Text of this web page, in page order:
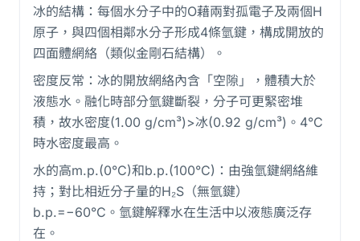
冰的結構：每個水分子中的O藉兩對孤電子及兩個H
原子，與四個相鄰水分子形成4條氫鍵，構成開放的
四面體網絡（類似金剛石結構）。
密度反常：冰的開放網絡內含「空隙」，體積大於
液態水。融化時部分氫鍵斷裂，分子可更緊密堆
積，故水密度(1.00 g/cm³)>冰(0.92 g/cm³)。4°C
時水密度最高。
水的高m.p.(0°C)和b.p.(100°C)：由強氫鍵網絡維
持；對比相近分子量的H₂S（無氫鍵）
b.p.=−60°C。氫鍵解釋水在生活中以液態廣泛存
在。